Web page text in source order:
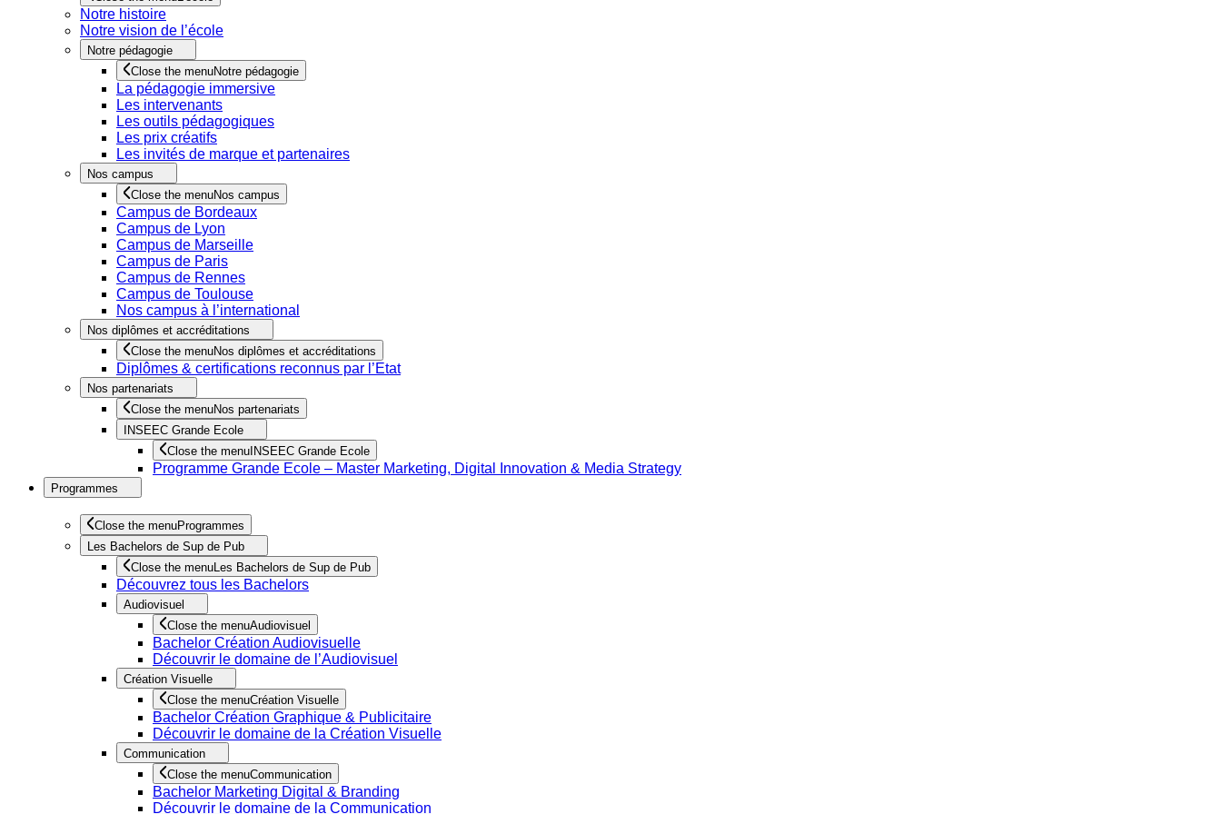
Notre histoire
Notre vision de l’école
Notre pédagogie
Close the menuNotre pédagogie
La pédagogie immersive
Les intervenants
Les outils pédagogiques
Les prix créatifs
Les invités de marque et partenaires
Nos campus
Close the menuNos campus
Campus de Bordeaux
Campus de Lyon
Campus de Marseille
Campus de Paris
Campus de Rennes
Campus de Toulouse
Nos campus à l’international
Nos diplômes et accréditations
Close the menuNos diplômes et accréditations
Diplômes & certifications reconnus par l’Etat
Nos partenariats
Close the menuNos partenariats
INSEEC Grande Ecole
Close the menu INSEEC Grande Ecole
Programme Grande Ecole – Master Marketing, Digital Innovation & Media Strategy
Programmes
Close the menuProgrammes
Les Bachelors de Sup de Pub
Close the menuLes Bachelors de Sup de Pub
Découvrez tous les Bachelors
Audiovisuel
Close the menuAudiovisuel
Bachelor Création Audiovisuelle
Découvrir le domaine de l’Audiovisuel
Création Visuelle
Close the menuCréation Visuelle
Bachelor Création Graphique & Publicitaire
Découvrir le domaine de la Création Visuelle
Communication
Close the menuCommunication
Bachelor Marketing Digital & Branding
Découvrir le domaine de la Communication